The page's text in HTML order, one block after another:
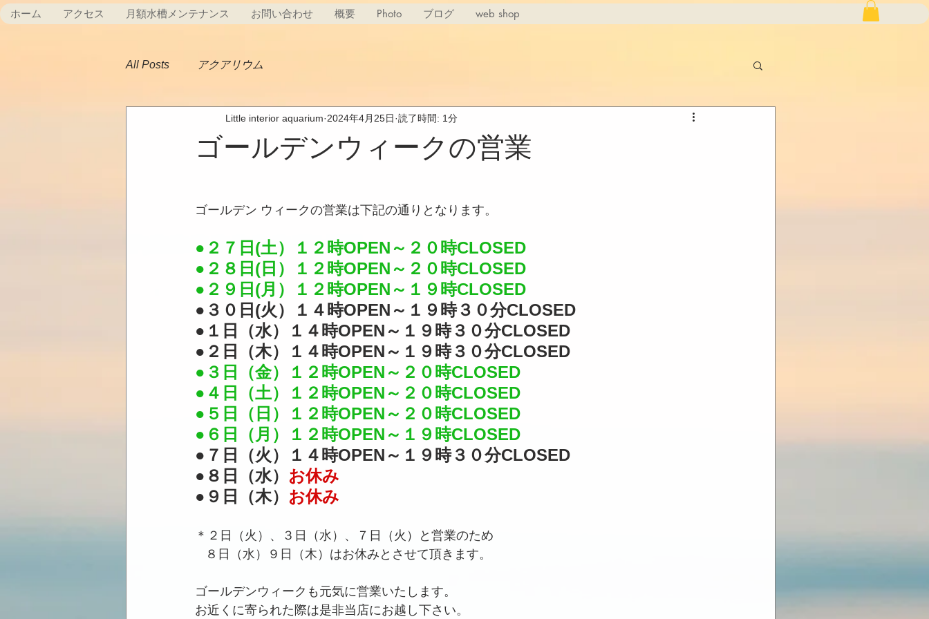
ホーム アクセス 月額水槽メンテナンス お問い合わせ 概要 Photo ブログ web shop
All Posts アクアリウム
ゴールデンウィークの営業
Little interior aquarium 2024年4月25日 読了時間: 1分
ゴールデン ウィークの営業は下記の通りとなります。
●２７日(土）１２時OPEN～２０時CLOSED
●２８日(日）１２時OPEN～２０時CLOSED
●２９日(月）１２時OPEN～１９時CLOSED
●３０日(火）１４時OPEN～１９時３０分CLOSED
●１日（水）１４時OPEN～１９時３０分CLOSED
●２日（木）１４時OPEN～１９時３０分CLOSED
●３日（金）１２時OPEN～２０時CLOSED
●４日（土）１２時OPEN～２０時CLOSED
●５日（日）１２時OPEN～２０時CLOSED
●６日（月）１２時OPEN～１９時CLOSED
●７日（火）１４時OPEN～１９時３０分CLOSED
●８日（水） お休み
●９日（木） お休み
＊２日（火）、３日（水）、７日（火）と営業のため
   ８日（水）９日（木）はお休みとさせて頂きます。
ゴールデンウィークも元気に営業いたします。
お近くに寄られた際は是非当店にお越し下さい。